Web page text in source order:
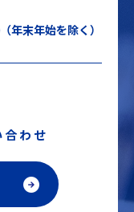
年末年始を除く）
わせ